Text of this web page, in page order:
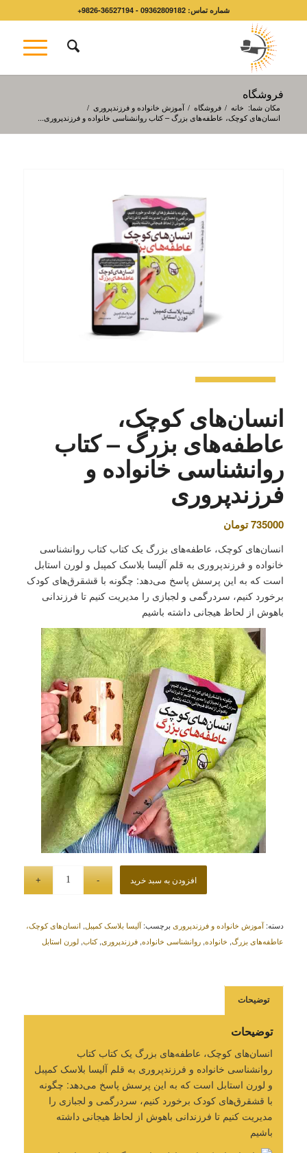
شماره تماس: 09362809182 - 36527194-9826+
فروشگاه
مکان شما: خانه / فروشگاه / آموزش خانواده و فرزندپروری /
انسان‌های کوچک، عاطفه‌های بزرگ – کتاب روانشناسی خانواده و فرزندپروری...
انسان‌های کوچک،
عاطفه‌های بزرگ – کتاب
روانشناسی خانواده و
فرزندپروری
735000تومان
انسان‌های کوچک، عاطفه‌های بزرگ یک کتاب کتاب روانشناسی
خانواده و فرزندپروری به قلم آلیسا بلاسک کمپبل و لورن استابل
است که به این پرسش پاسخ می‌دهد: چگونه با قشقرق‌های کودک
برخورد کنیم، سردرگمی‌ و لجبازی را مدیریت کنیم تا فرزندانی
باهوش از لحاظ هیجانی داشته باشیم
افزودن به سبد خرید
دسته:آموزش خانواده و فرزندپروری برچسب:آلیسا بلاسک کمپبل, انسان‌های کوچک،
عاطفه‌های بزرگ, خانواده, روانشناسی خانواده, فرزندپروری,کتاب, لورن استابل
توضیحات
توضیحات
انسان‌های کوچک، عاطفه‌های بزرگ یک کتاب کتاب
روانشناسی خانواده و فرزندپروری به قلم آلیسا بلاسک کمپبل
و لورن استابل است که به این پرسش پاسخ می‌دهد: چگونه
با قشقرق‌های کودک برخورد کنیم، سردرگمی‌ و لجبازی را
مدیریت کنیم تا فرزندانی باهوش از لحاظ هیجانی داشته
باشیم